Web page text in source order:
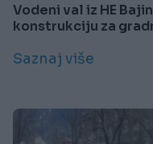
Vodeni val iz HE
konstrukciju za
Saznaj više